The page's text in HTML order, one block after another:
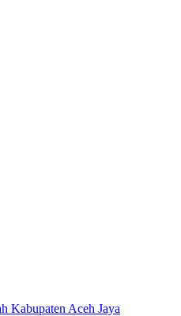
Kabupaten Aceh Jaya